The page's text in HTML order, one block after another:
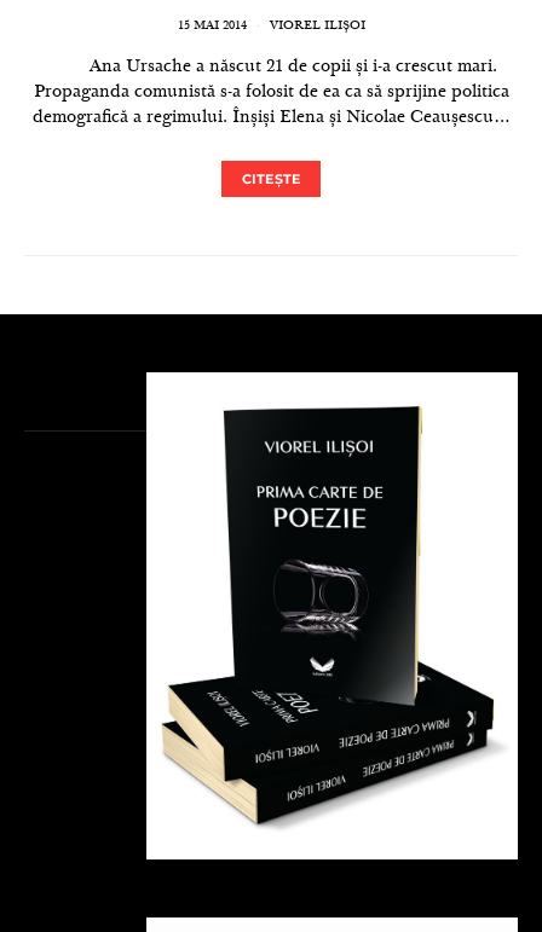
15 MAI 2014 VIOREL ILIȘOI
Ana Ursache a născut 21 de copii și i-a crescut mari.
Propaganda comunistă s-a folosit de ea ca să sprijine politica
demografică a regimului. Înșiși Elena și Nicolae Ceaușescu…
CITEȘTE